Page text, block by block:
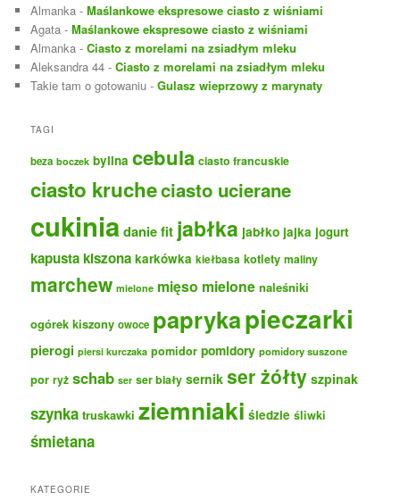
Almanka -Maślankowe ekspresowe ciasto z wiśniami
Agata -Maślankowe ekspresowe ciasto z wiśniami
Almanka -Ciasto z morelami na zsiadłym mleku
Aleksandra 44 -Ciasto z morelami na zsiadłym mleku
Takie tam o gotowaniu -Gulasz wieprzowy z marynaty
TAGI
beza boczek bylina cebula ciasto francuskie
ciasto krucheciasto ucierane
cukiniadanie fit jabłka jabłko jajka jogurt
kapusta kiszona karkówka kiełbasa kotlety maliny
marchew mielone mięso mielone naleśniki
ogórek kiszony owoce paprykapieczarki
pierogi piersi kurczaka pomidor pomidory pomidory suszone
por ryż schab ser ser biały sernik ser żółty szpinak
szynka truskawki ziemniaki śledzie śliwki
śmietana
KATEGORIE